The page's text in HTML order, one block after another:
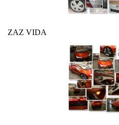
ZAZ VIDA